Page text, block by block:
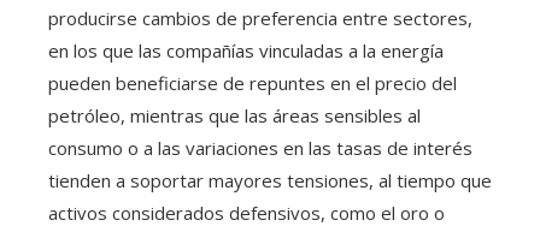
producirse cambios de preferencia entre sectores,
en los que las compañías vinculadas a la energía
pueden beneficiarse de repuntes en el precio del
petróleo, mientras que las áreas sensibles al
consumo o a las variaciones en las tasas de interés
tienden a soportar mayores tensiones, al tiempo que
activos considerados defensivos, como el oro o